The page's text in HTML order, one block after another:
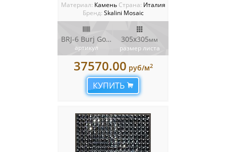
Материал: Камень Cтрана: Италия
Бренд: Skalini Mosaic
BRJ-6 Burj Gold
артикул
305x305мм
размер листа
37570.00 руб/м2
КУПИТЬ